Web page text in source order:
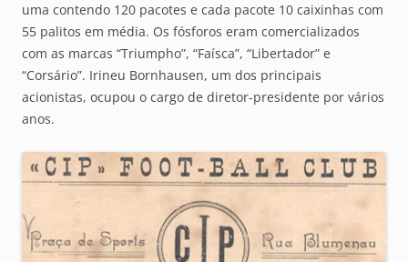
uma contendo 120 pacotes e cada pacote 10 caixinhas com
55 palitos em média. Os fósforos eram comercializados
com as marcas “Triumpho”, “Faísca”, “Libertador” e
“Corsário”. Irineu Bornhausen, um dos principais
acionistas, ocupou o cargo de diretor-presidente por vários
anos.